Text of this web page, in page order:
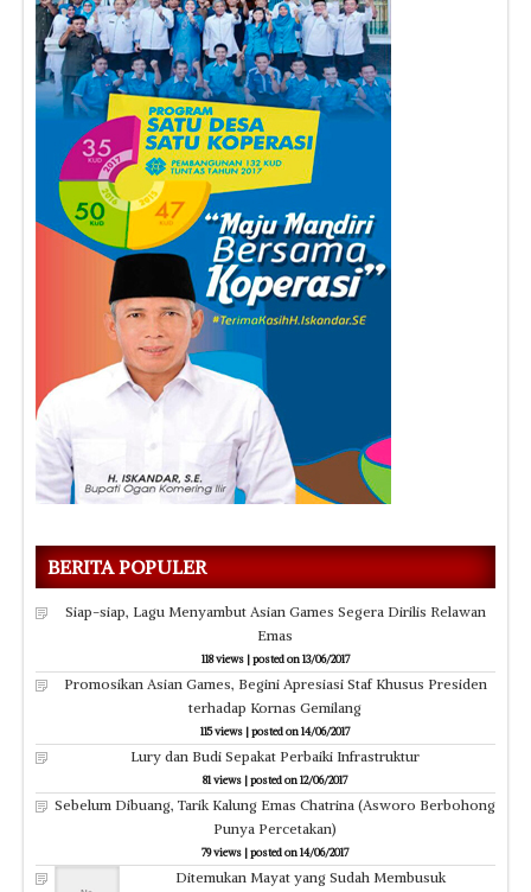
BERITA POPULER
Siap-siap, Lagu Menyambut Asian Games Segera Dirilis Relawan
Emas
118 views|posted on 13/06/2017
Promosikan Asian Games, Begini Apresiasi Staf Khusus Presiden
terhadap Kornas Gemilang
115 views |posted on 14/06/2017
Lury dan Budi Sepakat Perbaiki Infrastruktur
81 views |posted on 12/06/2017
Sebelum Dibuang, Tarik Kalung Emas Chatrina (Asworo Berbohong
Punya Percetakan)
79 views |posted on 14/06/2017
Ditemukan Mayat yang Sudah Membusuk